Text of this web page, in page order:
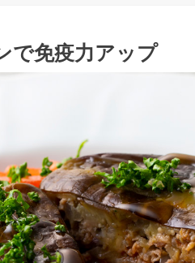
で免疫力アップ